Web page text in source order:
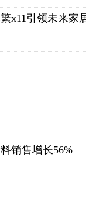
x11引领未来家
销售增长56%